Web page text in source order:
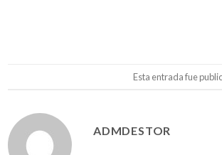
Esta entrada fue
ADMDESTOR